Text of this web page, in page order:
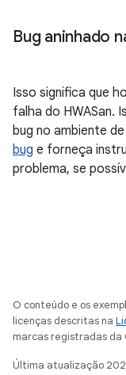
Bug aninhado
Isso significa que
falha do HWASan.
bug no ambiente
bug e forneça
problema, se
O conteúdo e os
licenças descritas na
marcas registradas da
Última atualização